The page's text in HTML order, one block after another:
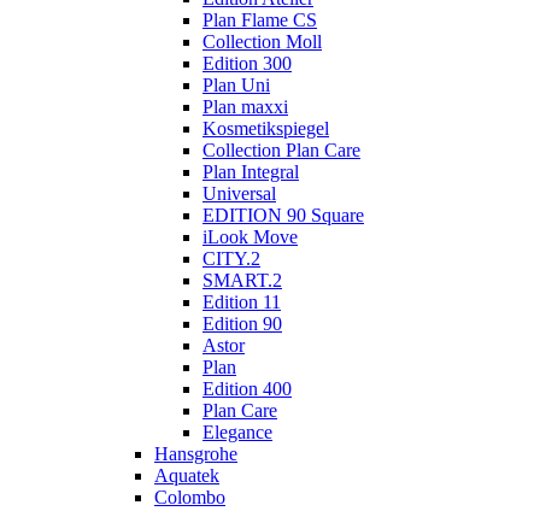
Plan Flame CS
Collection Moll
Edition 300
Plan Uni
Plan maxxi
Kosmetikspiegel
Collection Plan Care
Plan Integral
Universal
EDITION 90 Square
iLook Move
CITY.2
SMART.2
Edition 11
Edition 90
Astor
Plan
Edition 400
Plan Care
Elegance
Hansgrohe
Aquatek
Colombo